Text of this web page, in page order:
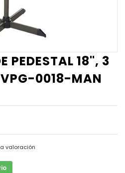
PEDESTAL 18", 3
VPG-0018-MAN
valoración